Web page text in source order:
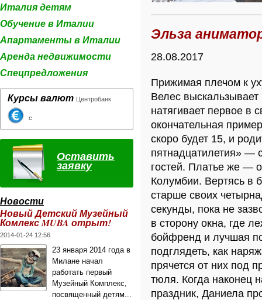
Италия детям
Обучение в Италии
Апартаменты в Италии
Аренда недвижимости
Спецпредложения
Курсы валют Центробанк
с
Оставить
заявку
Новости
Новый Детский Музейный
Комлекс MUBA отрыт!
2014-01-24 12:56
23 января 2014 года в
Милане начал
работать первый
Музейный Комплекс,
посвященный детям...
Эльза
28.08.2017
Прижимая плечом к
Велес
натягивает первое в
окончательная
скоро будет 15, и
пятнадцатилетия» —
гостей. Платье же —
Колумбии. Вертясь в
старше своих
секунды, пока не
в сторону окна, где
бойфренд и лучшая
подглядеть, как
прячется от них под
тюля. Когда наконец
праздник, Даниела